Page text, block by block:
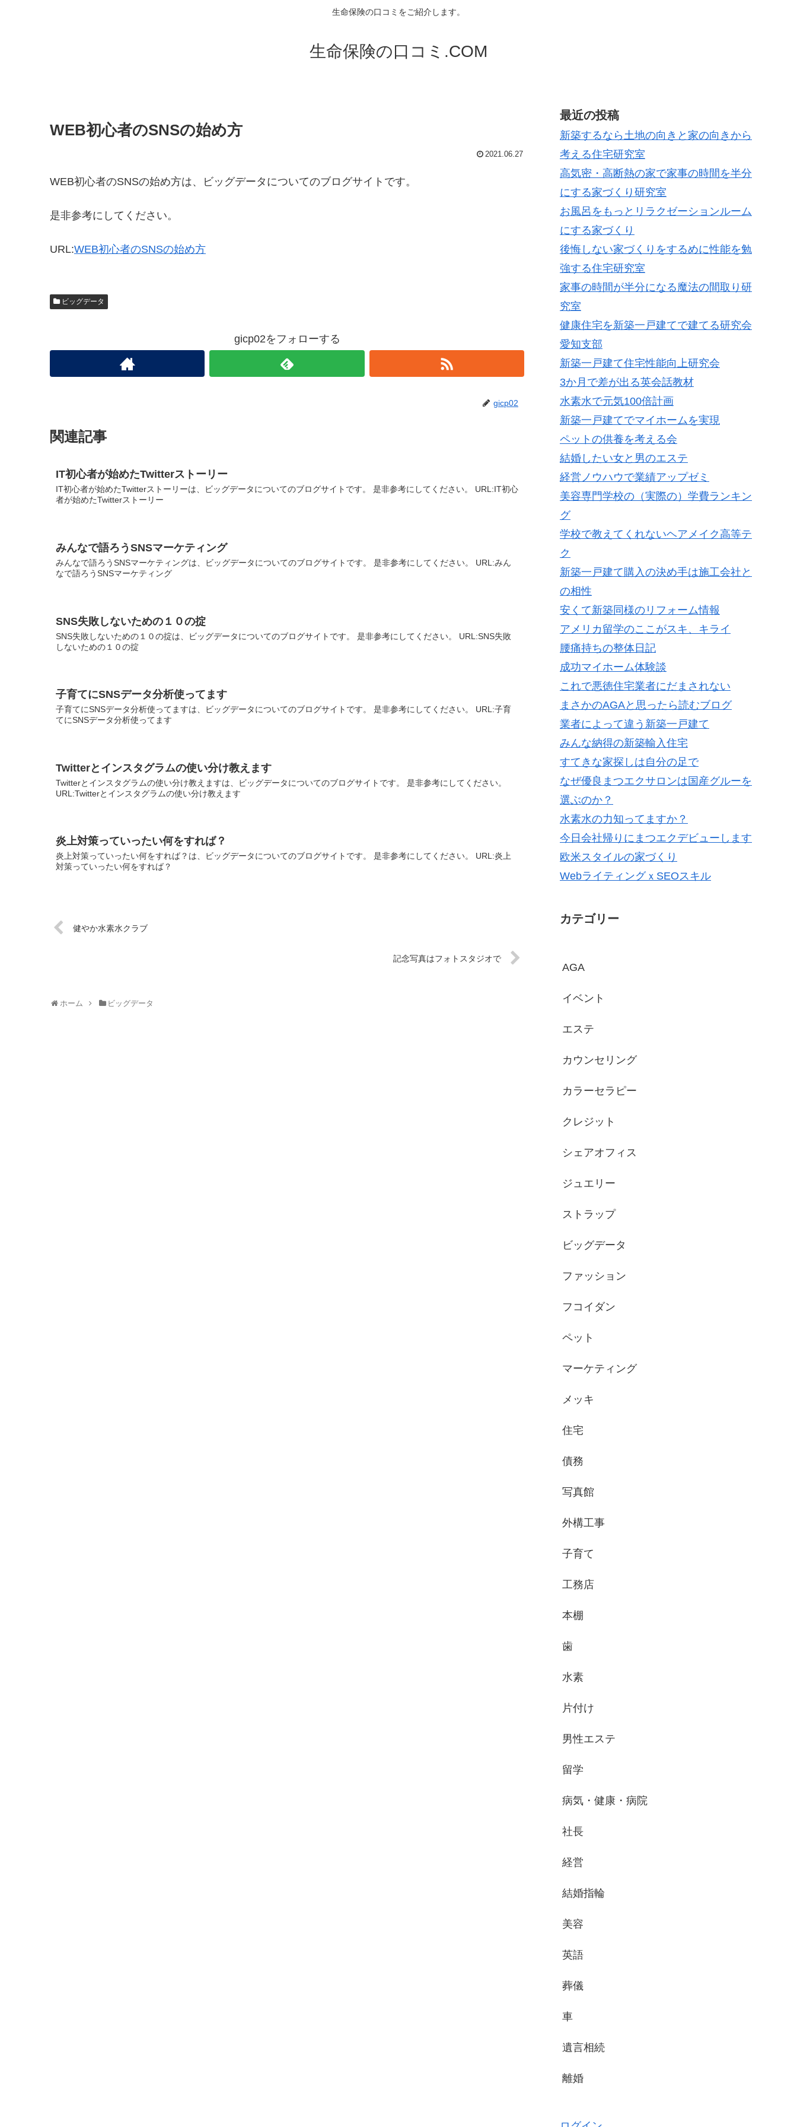
生命保険の口コミをご紹介します。
生命保険の口コミ.COM
WEB初心者のSNSの始め方
2021.06.27
WEB初心者のSNSの始め方は、ビッグデータについてのブログサイトです。
是非参考にしてください。
URL:WEB初心者のSNSの始め方
ビッグデータ
gicp02をフォローする
gicp02
関連記事
IT初心者が始めたTwitterストーリー
IT初心者が始めたTwitterストーリーは、ビッグデータについてのブログサイトです。 是非参考にしてください。 URL:IT初心
者が始めたTwitterストーリー
みんなで語ろうSNSマーケティング
みんなで語ろうSNSマーケティングは、ビッグデータについてのブログサイトです。 是非参考にしてください。 URL:みん
なで語ろうSNSマーケティング
SNS失敗しないための１０の掟
SNS失敗しないための１０の掟は、ビッグデータについてのブログサイトです。 是非参考にしてください。 URL:SNS失敗
しないための１０の掟
子育てにSNSデータ分析使ってます
子育てにSNSデータ分析使ってますは、ビッグデータについてのブログサイトです。 是非参考にしてください。 URL:子育
てにSNSデータ分析使ってます
Twitterとインスタグラムの使い分け教えます
Twitterとインスタグラムの使い分け教えますは、ビッグデータについてのブログサイトです。 是非参考にしてください。
URL:Twitterとインスタグラムの使い分け教えます
炎上対策っていったい何をすれば？
炎上対策っていったい何をすれば？は、ビッグデータについてのブログサイトです。 是非参考にしてください。 URL:炎上
対策っていったい何をすれば？
健やか水素水クラブ
記念写真はフォトスタジオで
ホーム ビッグデータ
最近の投稿
新築するなら土地の向きと家の向きから
考える住宅研究室
高気密・高断熱の家で家事の時間を半分
にする家づくり研究室
お風呂をもっとリラクゼーションルーム
にする家づくり
後悔しない家づくりをするめに性能を勉
強する住宅研究室
家事の時間が半分になる魔法の間取り研
究室
健康住宅を新築一戸建てで建てる研究会
愛知支部
新築一戸建て住宅性能向上研究会
3か月で差が出る英会話教材
水素水で元気100倍計画
新築一戸建てでマイホームを実現
ペットの供養を考える会
結婚したい女と男のエステ
経営ノウハウで業績アップゼミ
美容専門学校の（実際の）学費ランキン
グ
学校で教えてくれないヘアメイク高等テ
ク
新築一戸建て購入の決め手は施工会社と
の相性
安くて新築同様のリフォーム情報
アメリカ留学のここがスキ、キライ
腰痛持ちの整体日記
成功マイホーム体験談
これで悪徳住宅業者にだまされない
まさかのAGAと思ったら読むブログ
業者によって違う新築一戸建て
みんな納得の新築輸入住宅
すてきな家探しは自分の足で
なぜ優良まつエクサロンは国産グルーを
選ぶのか？
水素水の力知ってますか？
今日会社帰りにまつエクデビューします
欧米スタイルの家づくり
WebライティングｘSEOスキル
カテゴリー
AGA
イベント
エステ
カウンセリング
カラーセラピー
クレジット
シェアオフィス
ジュエリー
ストラップ
ビッグデータ
ファッション
フコイダン
ペット
マーケティング
メッキ
住宅
債務
写真館
外構工事
子育て
工務店
本棚
歯
水素
片付け
男性エステ
留学
病気・健康・病院
社長
経営
結婚指輪
美容
英語
葬儀
車
遺言相続
離婚